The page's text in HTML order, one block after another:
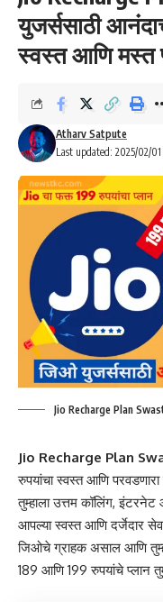
युजर्ससाठी
स्वस्त आणि मस्त
Last updated: 2025/02/
Atharv Satpute
Jio Recharge Plan
Jio Recharge Plan
रुपयांचा स्वस्त आणि
तुम्हाला उत्तम कॉलिंग,
आपल्या स्वस्त आणि दर्जेदार
जिओचे ग्राहक असाल आणि
189 आणि 199 रुपयांचे प्लान